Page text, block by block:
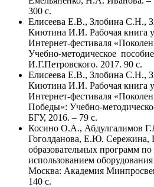
300 с.
Елисеева Е.В., Злобина С.Н.,
Киютина И.И. Рабочая книга
Интернет-фестиваля
Учебно-методическое
И.Г.Петровского. 2017. 90 с.
Елисеева Е.В., Злобина С.Н.,
Киютина И.И. Рабочая книга
Интернет-фестиваля
Победы»: Учебно-
БГУ, 2016. – 79 с.
Косино О.А., Абдулгалимов
Гоголданова, Е.Ю. Сережина,
образовательных программ
использованием
Москва: Академия
140 с.